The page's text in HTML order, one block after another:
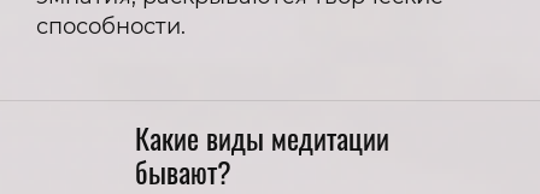
способности.
Какие виды медитации
бывают?